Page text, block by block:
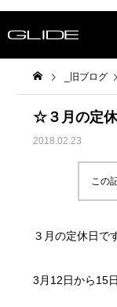
_旧ブログ
☆３月の定
2018.02.23
この
３月の定休日で
3月12日から15